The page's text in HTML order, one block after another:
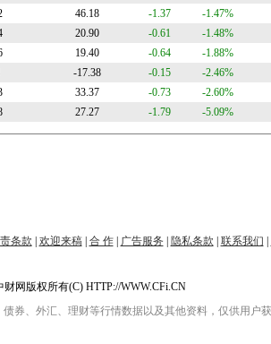
46.18 -1.37 -1.47%
20.90 -0.61 -1.48%
19.40 -0.64 -1.88%
-17.38 -0.15 -2.46%
33.37 -0.73 -2.60%
27.27 -1.79 -5.09%
条款 欢迎来稿| 合 作| 广告服务 隐私条款 联系我们
财网版权所有(C) HTTP://WWW.CFi.CN
券、外汇、理财等行情数据以及其他资料，仅供用户获